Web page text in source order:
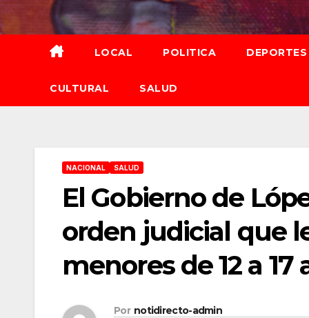
al
contenido
LOCAL POLITICA DEPORTES
CULTURAL SALUD
NACIONAL SALUD
El Gobierno de
orden judicial que
menores de 12 a
Por notidirecto-admin